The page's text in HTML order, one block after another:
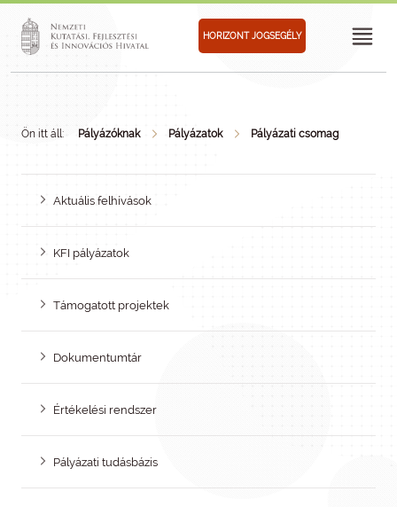
HORIZONT JOGSEGÉLY
Ön itt áll: Pályázóknak Pályázatok Pályázati csomag
Aktuális felhívások
KFI pályázatok
Támogatott projektek
Dokumentumtár
Értékelési rendszer
Pályázati tudásbázis